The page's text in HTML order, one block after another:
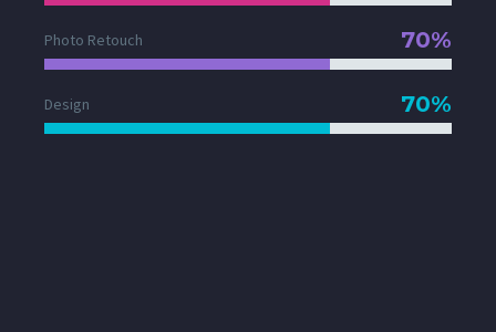
Photo Retouch 70%
Design 70%